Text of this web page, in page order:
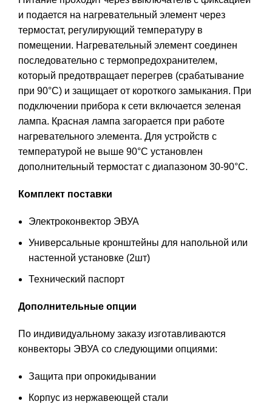
и подается на нагревательный элемент через
термостат, регулирующий температуру в
помещении. Нагревательный элемент соединен
последовательно с термопредохранителем,
который предотвращает перегрев (срабатывание
при 90°С) и защищает от короткого замыкания. При
подключении прибора к сети включается зеленая
лампа. Красная лампа загорается при работе
нагревательного элемента. Для устройств с
температурой не выше 90°С установлен
дополнительный термостат с диапазоном 30-90°С.
Комплект поставки
Электроконвектор ЭВУА
Универсальные кронштейны для напольной или
настенной установке (2шт)
Технический паспорт
Дополнительные опции
По индивидуальному заказу изготавливаются
конвекторы ЭВУА со следующими опциями:
Защита при опрокидывании
Корпус из нержавеющей стали